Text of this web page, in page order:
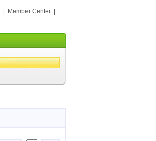
Member Center